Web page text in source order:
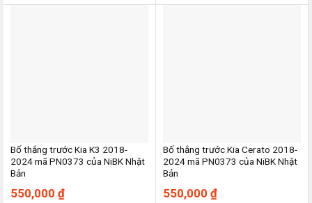
Bố thắng trước Kia K3 2018-
2024 mã PN0373 của NiBK Nhật
Bản
550,000 ₫
Bố thắng trước Kia Cerato 2018-
2024 mã PN0373 của NiBK Nhật
Bản
550,000 ₫